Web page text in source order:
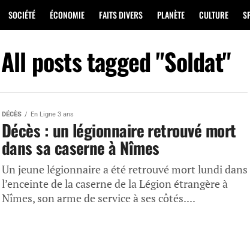
SOCIÉTÉ ÉCONOMIE FAITS DIVERS PLANÈTE CULTURE
All posts tagged "Soldat"
DÉCÈS En Ligne 3 ans
Décès : un légionnaire retrouvé mort
dans sa caserne à Nîmes
Un jeune légionnaire a été retrouvé mort lundi dans
l’enceinte de la caserne de la Légion étrangère à
Nîmes, son arme de service à ses côtés....